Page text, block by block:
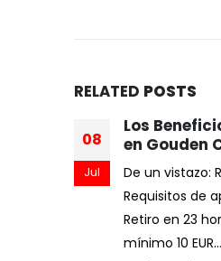
RELATED POSTS
08
Jul
Los
en Gouden
De un vistazo:
Requisitos de
Retiro en 23
mínimo 10 EUR...